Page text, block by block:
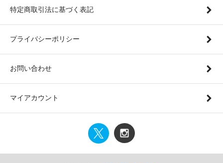
特定商取引法に基づく表記
プライバシーポリシー
お問い合わせ
マイアカウント